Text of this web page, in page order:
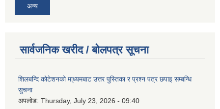
अन्य
सार्वजनिक खरीद / बोलपत्र सूचना
शिलबन्दि कोटेशनको मा्ध्यमबाट उत्तर पुस्तिका र प्रश्न पत्र छपाइ सम्बन्धि
सुचना
अपलोड: Thursday, July 23, 2026 - 09:40